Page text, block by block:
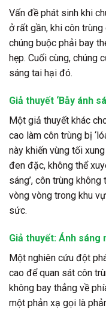
Vấn đề phát sinh khi
ở rất gần, khi côn
chúng buộc phải bay
hẹp. Cuối cùng, chúng
sáng tai hại đó.
Giả thuyết ‘Bẫy ánh
Một giả thuyết khác
cao làm côn trùng bị
này khiến vùng tối
đen đặc, không thể
sáng’, côn trùng
vòng vòng trong khu
sức.
Giả thuyết: Ánh sáng
Một nghiên cứu đột
cao để quan sát côn
không bay thẳng về
một phản xạ gọi là